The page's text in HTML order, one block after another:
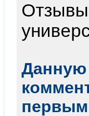
Отзывы
Данную